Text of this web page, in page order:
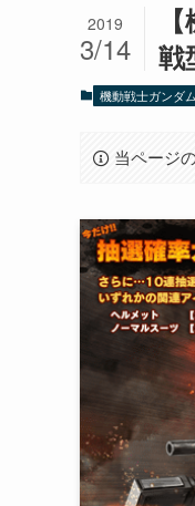
戦
2019
3/14
機動戦士ガンダ
当ページ